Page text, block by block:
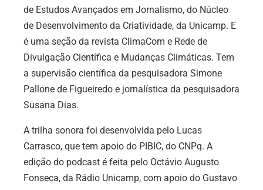
de Estudos Avançados em Jornalismo, do Núcleo
de Desenvolvimento da Criatividade, da Unicamp. E
é uma seção da revista ClimaCom e Rede de
Divulgação Científica e Mudanças Climáticas. Tem
a supervisão científica da pesquisadora Simone
Pallone de Figueiredo e jornalística da pesquisadora
Susana Dias.
A trilha sonora foi desenvolvida pelo Lucas
Carrasco, que tem apoio do PIBIC, do CNPq. A
edição do podcast é feita pelo Octávio Augusto
Fonseca, da Rádio Unicamp, com apoio do Gustavo